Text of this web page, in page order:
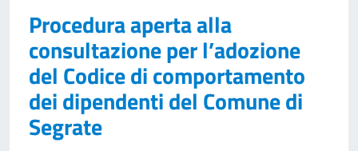
Procedura aperta alla
consultazione per l’adozione
del Codice di comportamento
dei dipendenti del Comune di
Segrate